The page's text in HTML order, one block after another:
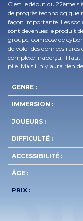
C’est le début du 22ème
de progrès technologique
façon importante. Les
sont devenues le produit
groupe, composé de
de voler des données
complexe inaperçu, il faut
pile. Mais il n’y aura rien
GENRE :
IMMERSION :
JOUEURS :
DIFFICULTÉ :
ACCESSIBILITÉ :
ÂGE :
PRIX :